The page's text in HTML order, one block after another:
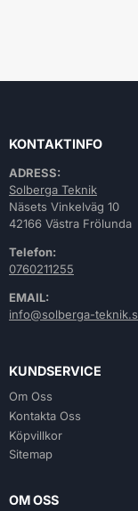
KONTAKTINFO
ADRESS:
Solberga Teknik
Näsets Vinkelväg 10
42166 Västra Frölunda
Telefon:
0760211255
EMAIL:
info@solberga-
KUNDSERVICE
Om Oss
Kontakta Oss
Köpvillkor
Sitemap
OM OSS